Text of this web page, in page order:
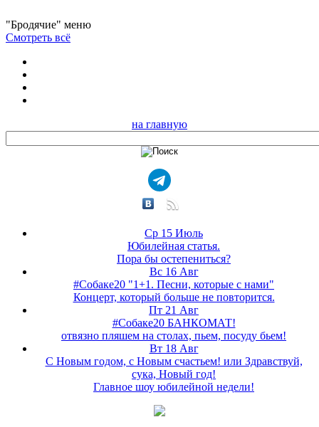
"Бродячие" меню
Смотреть всё
на главную
Ср 15 Июль
Юбилейная статья.
Пора бы остепениться?
Вс 16 Авг
#Собаке20 "1+1. Песни, которые с нами"
Концерт, который больше не повторится.
Пт 21 Авг
#Собаке20 БАНКОМАТ!
отвязно пляшем на столах, пьем, посуду бьем!
Вт 18 Авг
С Новым годом, с Новым счастьем! или Здравствуй,
сука, Новый год!
Главное шоу юбилейной недели!